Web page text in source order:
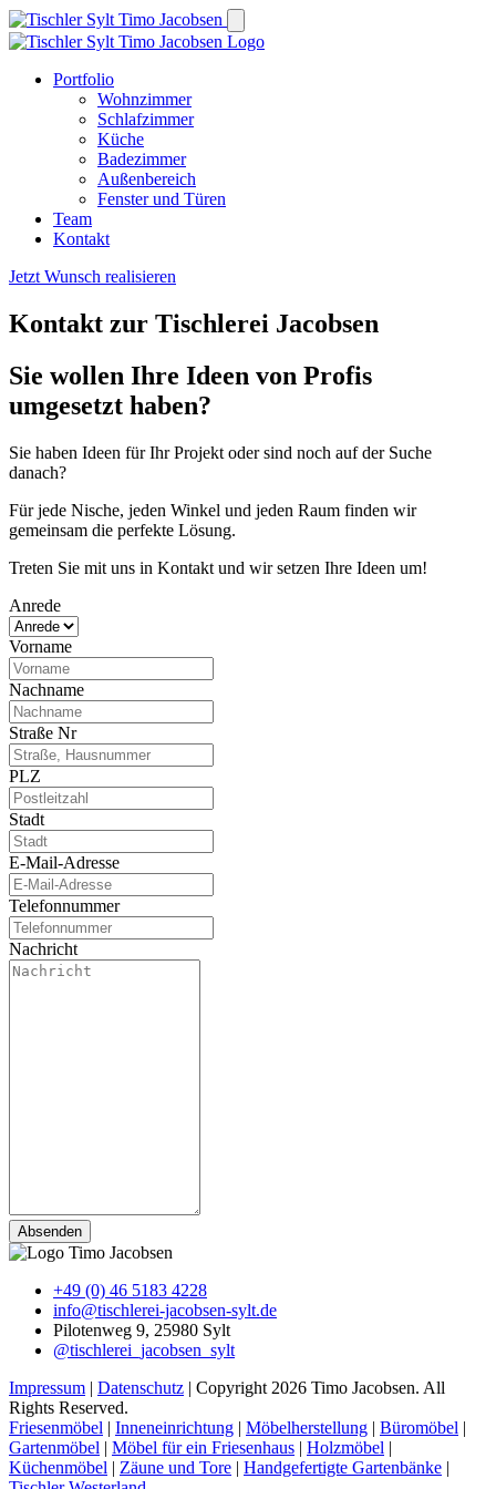
Portfolio
Wohnzimmer
Schlafzimmer
Küche
Badezimmer
Außenbereich
Fenster und Türen
Team
Kontakt
Jetzt Wunsch realisieren
Kontakt zur Tischlerei Jacobsen
Sie wollen Ihre Ideen von Profis
umgesetzt haben?
Sie haben Ideen für Ihr Projekt oder sind noch auf der Suche
danach?
Für jede Nische, jeden Winkel und jeden Raum finden wir
gemeinsam die perfekte Lösung.
Treten Sie mit uns in Kontakt und wir setzen Ihre Ideen um!
Anrede
Vorname
Nachname
Straße Nr
PLZ
Stadt
E-Mail-Adresse
Telefonnummer
Nachricht
+49 (0) 46 5183 4228
info@tischlerei-jacobsen-sylt.de
Pilotenweg 9, 25980 Sylt
@tischlerei_jacobsen_sylt
Impressum | Datenschutz | Copyright 2026 Timo Jacobsen. All
Rights Reserved.
Friesenmöbel | Inneneinrichtung | Möbelherstellung | Büromöbel |
Gartenmöbel | Möbel für ein Friesenhaus | Holzmöbel |
Küchenmöbel | Zäune und Tore | Handgefertigte Gartenbänke |